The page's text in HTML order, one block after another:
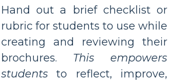
Hand out a brief checklist or
rubric for students to use while
creating and reviewing their
brochures. This empowers
studentsto reflect, improve,